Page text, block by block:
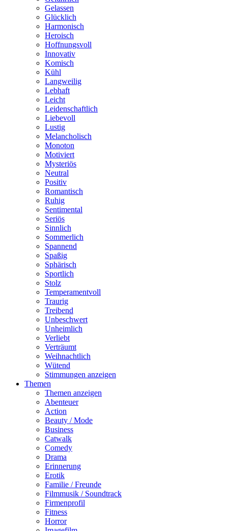
Gelassen
Glücklich
Harmonisch
Heroisch
Hoffnungsvoll
Innovativ
Komisch
Kühl
Langweilig
Lebhaft
Leicht
Leidenschaftlich
Liebevoll
Lustig
Melancholisch
Monoton
Motiviert
Mysteriös
Neutral
Positiv
Romantisch
Ruhig
Sentimental
Seriös
Sinnlich
Sommerlich
Spannend
Spaßig
Sphärisch
Sportlich
Stolz
Temperamentvoll
Traurig
Treibend
Unbeschwert
Unheimlich
Verliebt
Verträumt
Weihnachtlich
Wütend
Stimmungen anzeigen
Themen
Themen anzeigen
Abenteuer
Action
Beauty / Mode
Business
Catwalk
Comedy
Drama
Erinnerung
Erotik
Familie / Freunde
Filmmusik / Soundtrack
Firmenprofil
Fitness
Horror